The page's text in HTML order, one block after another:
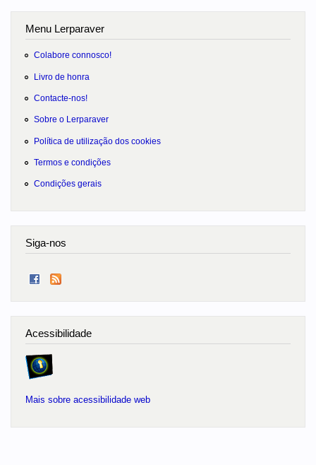
Menu Lerparaver
Colabore connosco!
Livro de honra
Contacte-nos!
Sobre o Lerparaver
Política de utilização dos cookies
Termos e condições
Condições gerais
Siga-nos
Acessibilidade
Mais sobre acessibilidade web